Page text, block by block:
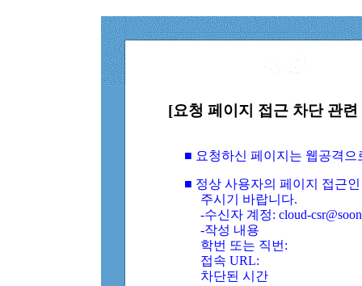
[요청 페이지 접근 차단 관
■ 요청하신 페이지는 웹공격
■ 정상 사용자의 페이지 접근
주시기 바랍니다.
-수신자 계정: cloud-
-작성 내용
학번 또는 직번:
접속 URL:
차단된 시간